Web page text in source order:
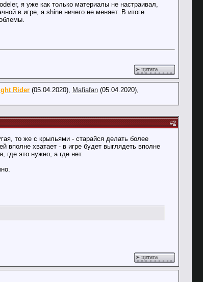
я уже как только материалы не настраивал,
в игре, а shine ничего не меняет. В итоге
цитата
Rider (05.04.2020), Mafiafan (05.04.2020),
#2
то же с крыльями - старайся делать более
вполне хватает - в игре будет выглядеть вполне
где это нужно, а где нет.
цитата